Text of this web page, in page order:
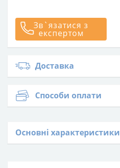
Основні характеристики
Зв`язатися з
експертом
Доставка
Способи оплати